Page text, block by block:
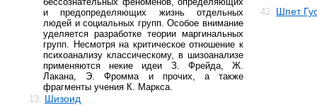
и предопределяющих жизнь отдельных
людей и социальных групп. Особое внимание
уделяется разработке теории маргинальных
групп. Несмотря на критическое отношение к
психоанализу классическому, в шизоанализе
применяются некие идеи З. Фрейда, Ж.
Лакана, Э. Фромма и прочих, а также
фрагменты учения К. Маркса.
13. Шизоид
42. Шпет